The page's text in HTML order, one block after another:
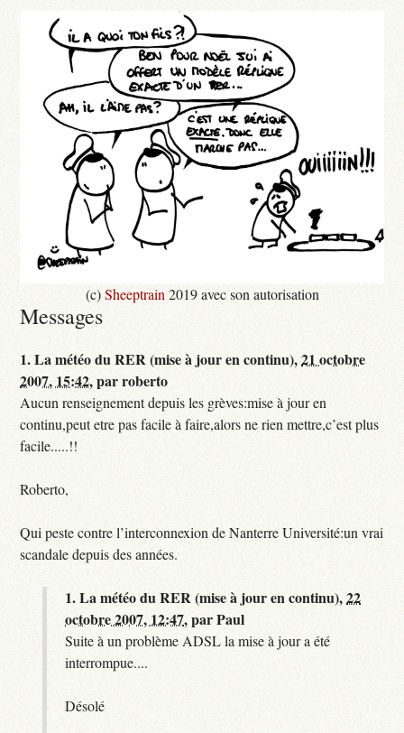
(c)Sheeptrain 2019 avec son autorisation
Messages
1.La météo du RER (mise à jour en continu),21 octobre
2007, 15:42,parroberto
Aucun renseignement depuis les grèves:mise à jour en
continu,peut etre pas facile à faire,alors ne rien mettre,c’est plus
facile.....!!
Roberto,
Qui peste contre l’interconnexion de Nanterre Université:un vrai
scandale depuis des années.
1.La météo du RER (mise à jour en continu),22
octobre 2007, 12:47,parPaul
Suite à un problème ADSL la mise à jour a été
interrompue....
Désolé